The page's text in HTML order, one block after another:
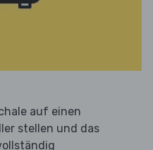
auf einen
stellen und das